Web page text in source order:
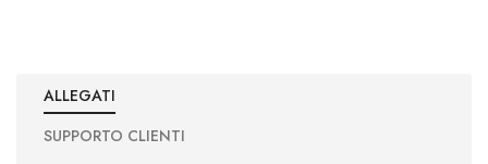
ALLEGATI
SUPPORTO CLIENTI